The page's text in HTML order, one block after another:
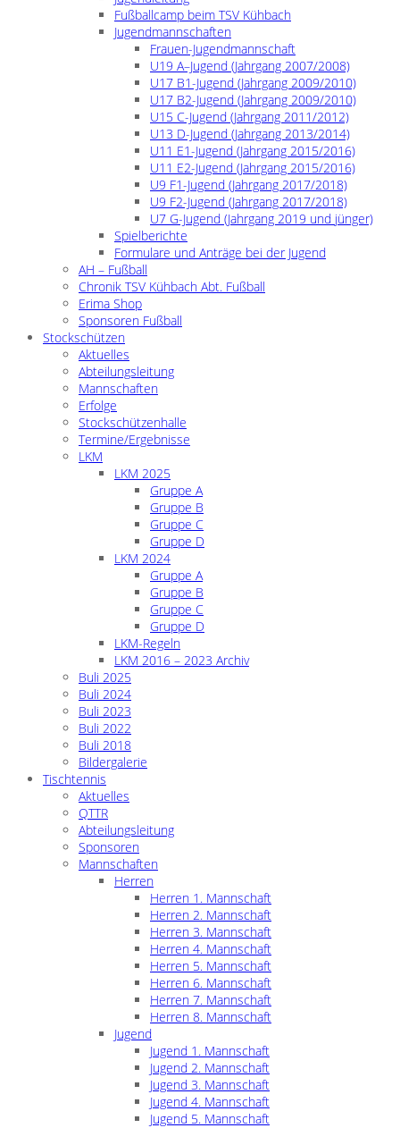
Fußballcamp beim TSV Kühbach
Jugendmannschaften
Frauen-Jugendmannschaft
U19 A–Jugend (Jahrgang 2007/2008)
U17 B1-Jugend (Jahrgang 2009/2010)
U17 B2-Jugend (Jahrgang 2009/2010)
U15 C-Jugend (Jahrgang 2011/2012)
U13 D-Jugend (Jahrgang 2013/2014)
U11 E1-Jugend (Jahrgang 2015/2016)
U11 E2-Jugend (Jahrgang 2015/2016)
U9 F1-Jugend (Jahrgang 2017/2018)
U9 F2-Jugend (Jahrgang 2017/2018)
U7 G-Jugend (Jahrgang 2019 und jünger)
Spielberichte
Formulare und Anträge bei der Jugend
AH – Fußball
Chronik TSV Kühbach Abt. Fußball
Erima Shop
Sponsoren Fußball
Stockschützen
Aktuelles
Abteilungsleitung
Mannschaften
Erfolge
Stockschützenhalle
Termine/Ergebnisse
LKM
LKM 2025
Gruppe A
Gruppe B
Gruppe C
Gruppe D
LKM 2024
Gruppe A
Gruppe B
Gruppe C
Gruppe D
LKM-Regeln
LKM 2016 – 2023 Archiv
Buli 2025
Buli 2024
Buli 2023
Buli 2022
Buli 2018
Bildergalerie
Tischtennis
Aktuelles
QTTR
Abteilungsleitung
Sponsoren
Mannschaften
Herren
Herren 1. Mannschaft
Herren 2. Mannschaft
Herren 3. Mannschaft
Herren 4. Mannschaft
Herren 5. Mannschaft
Herren 6. Mannschaft
Herren 7. Mannschaft
Herren 8. Mannschaft
Jugend
Jugend 1. Mannschaft
Jugend 2. Mannschaft
Jugend 3. Mannschaft
Jugend 4. Mannschaft
Jugend 5. Mannschaft